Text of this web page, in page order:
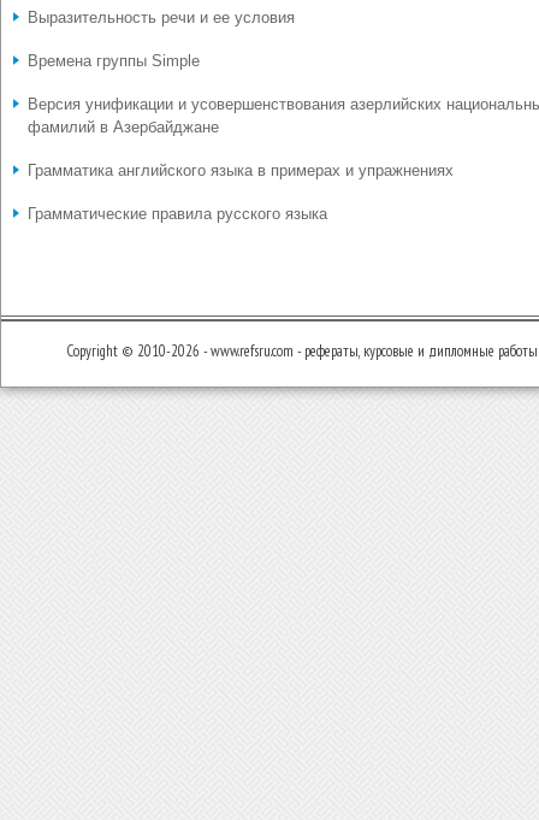
Выразительность речи и ее условия
Времена группы Simple
Версия унификации и усовершенствования азерлийских
фамилий в Азербайджане
Грамматика английского языка в примерах и упражнениях
Грамматические правила русского языка
Copyright © 2010-2026 - www.refsru.com - рефераты, курсовые и дипломные работы